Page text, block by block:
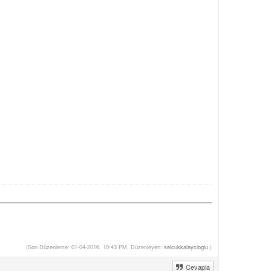
(Son Düzenleme: 01-04-2016, 10:43 PM, Düzenleyen: selcukkalaycioglu.)
Cevapla